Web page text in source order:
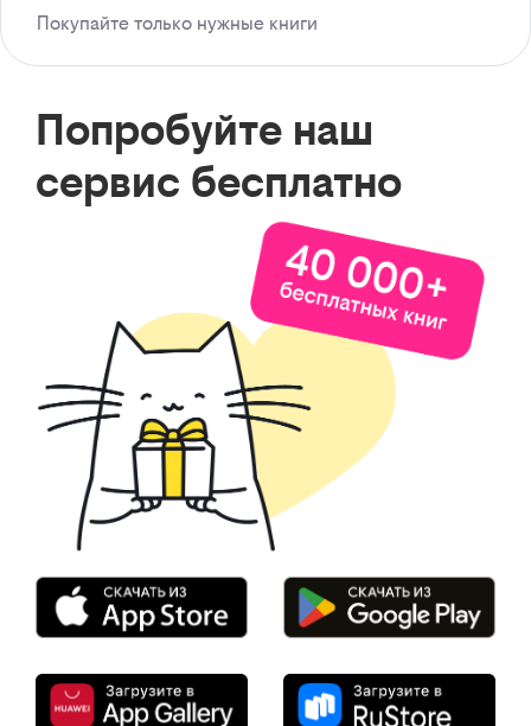
Покупайте только нужные книги
Попробуйте наш
сервис бесплатно